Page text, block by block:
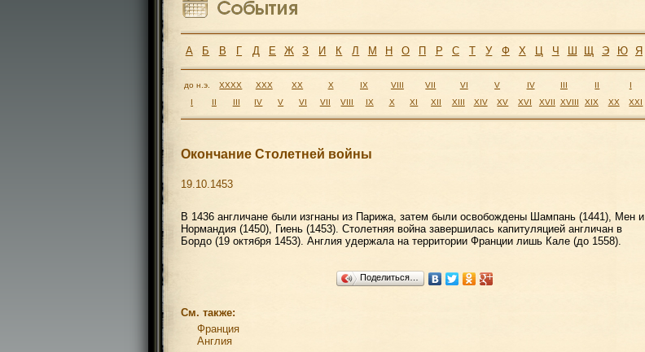
А Б В Г Д Е Ж З И К Л М Н О П Р С Т У Ф Х Ц Ч Ш Щ Э Ю Я
до н.э. XXXX XXX XX X IX VIII VII VI V IV III II
I
I
II III IV V VI VII VIII IX X XI XII XIII XIV XV XVI XVII XVIII XIX XX XXI
Окончание Столетней войны
19.10.1453
В 1436 англичане были изгнаны из Парижа, затем были освобождены Шампань (1441), Мен и
Нормандия (1450), Гиень (1453). Столетняя война завершилась капитуляцией англичан в
Бордо (19 октября 1453). Англия удержала на территории Франции лишь Кале (до 1558).
Поделиться…
См. также:
Франция
Англия